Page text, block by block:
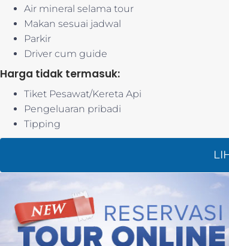
Air mineral selama tour
Makan sesuai jadwal
Parkir
Driver cum guide
Harga tidak termasuk:
Tiket Pesawat/Kereta Api
Pengeluaran pribadi
Tipping